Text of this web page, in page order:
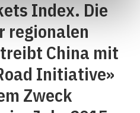
Index. Die
regionalen
China mit
Initiative»
Zweck